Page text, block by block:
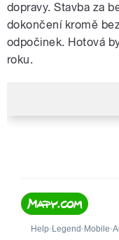
dopravy. Stavba za
dokončení kromě
odpočinek. Hotová
roku.